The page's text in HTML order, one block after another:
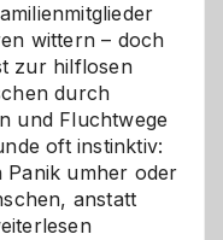
wittern – doch
zur hilflosen
durch
und Fluchtwege
oft instinktiv:
Panik umher oder
anstatt